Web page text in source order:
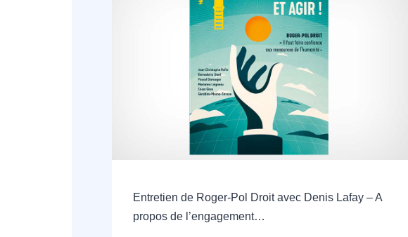
Entretien de Roger-Pol Droit avec Denis Lafay – A
propos de l’engagement…